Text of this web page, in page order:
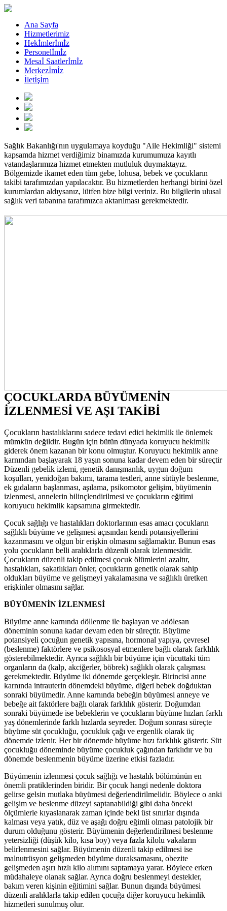
Ana Sayfa
Hizmetlerimiz
Hekİmlerİmİz
Personelİmİz
Mesaİ Saatlerİmİz
Merkezİmİz
İletİşİm
Sağlık Bakanlığı'nın uygulamaya koyduğu "Aile Hekimliği" sistemi
kapsamda hizmet verdiğimiz binamızda kurumumuza kayıtlı
vatandaşlarımıza hizmet etmekten mutluluk duymaktayız.
Bölgemizde ikamet eden tüm gebe, lohusa, bebek ve çocukların
takibi tarafımızdan yapılacaktır. Bu hizmetlerden herhangi birini özel
kurumlardan aldıysanız, lütfen bize bilgi veriniz. Bu bilgilerin ulusal
sağlık veri tabanına tarafımızca aktarılması gerekmektedir.
ÇOCUKLARDA BÜYÜMENİN
İZLENMESİ VE AŞI TAKİBİ
Çocukların hastalıklarını sadece tedavi edici hekimlik ile önlemek
mümkün değildir. Bugün için bütün dünyada koruyucu hekimlik
giderek önem kazanan bir konu olmuştur. Koruyucu hekimlik anne
karnından başlayarak 18 yaşın sonuna kadar devem eden bir süreçtir
Düzenli gebelik izlemi, genetik danışmanlık, uygun doğum
koşulları, yenidoğan bakımı, tarama testleri, anne sütüyle beslenme,
ek gıdaların başlanması, aşılama, psikomotor gelişim, büyümenin
izlenmesi, annelerin bilinçlendirilmesi ve çocukların eğitimi
koruyucu hekimlik kapsamına girmektedir.
Çocuk sağlığı ve hastalıkları doktorlarının esas amacı çocukların
sağlıklı büyüme ve gelişmesi açısından kendi potansiyellerini
kazanmasını ve olgun bir erişkin olmasını sağlamaktır. Bunun esas
yolu çocukların belli aralıklarla düzenli olarak izlenmesidir.
Çocukların düzenli takip edilmesi çocuk ölümlerini azaltır,
hastalıkları, sakatlıkları önler, çocukların genetik olarak sahip
oldukları büyüme ve gelişmeyi yakalamasına ve sağlıklı üretken
erişkinler olmasını sağlar.
BÜYÜMENİN İZLENMESİ
Büyüme anne karnında döllenme ile başlayan ve adölesan
döneminin sonuna kadar devam eden bir süreçtir. Büyüme
potansiyeli çocuğun genetik yapısına, hormonal yapıya, çevresel
(beslenme) faktörlere ve psikososyal etmenlere bağlı olarak farklılık
gösterebilmektedir. Ayrıca sağlıklı bir büyüme için vücuttaki tüm
organların da (kalp, akciğerler, böbrek) sağlıklı olarak çalışması
gerekmektedir. Büyüme iki dönemde gerçekleşir. Birincisi anne
karnında intrauterin dönemdeki büyüme, diğeri bebek doğduktan
sonraki büyümedir. Anne karnında bebeğin büyümesi anneye ve
bebeğe ait faktörlere bağlı olarak farklılık gösterir. Doğumdan
sonraki büyümede ise bebeklerin ve çocukların büyüme hızları farklı
yaş dönemlerinde farklı hızlarda seyreder. Doğum sonrası süreçte
büyüme süt çocukluğu, çocukluk çağı ve ergenlik olarak üç
dönemde izlenir. Her bir dönemde büyüme hızı farklılık gösterir. Süt
çocukluğu döneminde büyüme çocukluk çağından farklıdır ve bu
dönemde beslenmenin büyüme üzerine etkisi fazladır.
Büyümenin izlenmesi çocuk sağlığı ve hastalık bölümünün en
önemli pratiklerinden biridir. Bir çocuk hangi nedenle doktora
gelirse gelsin mutlaka büyümesi değerlendirilmelidir. Böylece o anki
gelişim ve beslenme düzeyi saptanabildiği gibi daha önceki
ölçümlerle kıyaslanarak zaman içinde bekl üst sınırlar dışında
kalması veya yatık, düz ve aşağı doğru eğimli olması patolojik bir
durum olduğunu gösterir. Büyümenin değerlendirilmesi beslenme
yetersizliği (düşük kilo, kısa boy) veya fazla kilolu vakaların
belirlenmesini sağlar. Büyümenin düzenli takip edilmesi ise
malnutrüsyon gelişmeden büyüme duraksamasını, obezite
gelişmeden aşırı hızlı kilo alımını saptamaya yarar. Böylece erken
müdahaleye olanak sağlar. Ayrıca doğru beslenmeyi destekler,
bakım veren kişinin eğitimini sağlar. Bunun dışında büyümesi
düzenli aralıklarla takip edilen çocuğa diğer koruyucu hekimlik
hizmetleri sunulmuş olur.